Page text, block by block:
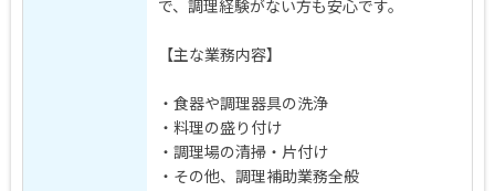
で、調理経験がない方も安心です。
【主な業務内容】
・食器や調理器具の洗浄
・料理の盛り付け
・調理場の清掃・片付け
・その他、調理補助業務全般